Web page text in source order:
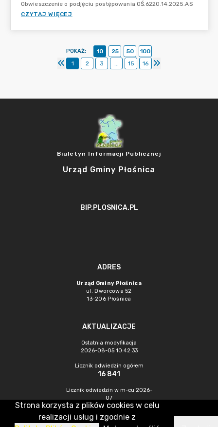
Obwieszczenie o podjęciu postępowania OŚ.6220.14.2025.AS
CZYTAJ WIĘCEJ
POKAŻ: 10 25 50
100
1
2 3 ... 15 16
Biuletyn Informacji Publicznej
Urząd Gminy Płośnica
BIP.PLOSNICA.PL
ADRES
Urząd Gminy Płośnica
ul. Dworcowa 52
13-206 Płośnica
AKTUALIZACJE
Ostatnia modyfikacja
2026-08-05 10:42:33
Licznik odwiedzin ogółem
16 841
Licznik odwiedzin w m-cu 2026-
07
214
Strona korzysta z plików cookies w celu
realizacji usług i zgodnie z